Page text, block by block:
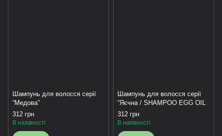
Шампунь для волосся серії
“Медова”
312 грн
В наявності
Шампунь для волосся серії
“Яєчна / SHAMPOO EGG OIL
312 грн
В наявності